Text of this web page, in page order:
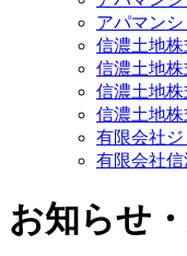
アパマン
信濃土地
信濃土地
信濃土地
信濃土地
有限会社
有限会社
お知らせ